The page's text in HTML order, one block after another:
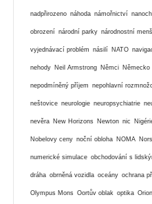
nadpřirozeno náhoda námořnictví
obrození národní parky národnostní
vyjednávací problém násilí NATO
nehody Neil Armstrong Němci Německo
nepodmíněný příjem nepohlavní
neštovice neurologie neuropsychiatrie
nevěra New Horizons Newton nic
Nobelovy ceny noční obloha NOMA
numerické simulace obchodování s
dráha obrněná vozidla oceány ochrana
Olympus Mons Oortův oblak optika Orion